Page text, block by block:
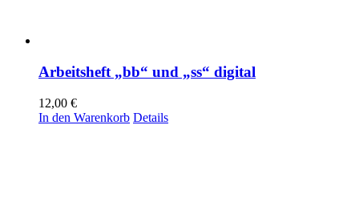
Arbeitsheft „bb“ und „ss“ digital
12,00 €
In den Warenkorb Details